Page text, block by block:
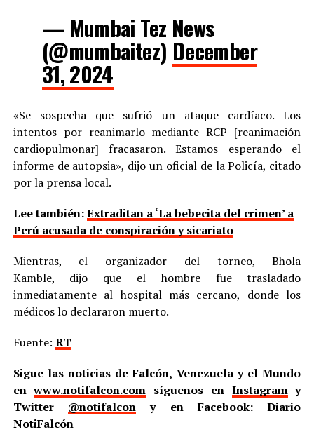
— Mumbai Tez News
(@mumbaitez) December
31, 2024
«Se sospecha que sufrió un ataque cardíaco. Los
intentos por reanimarlo mediante RCP [reanimación
cardiopulmonar] fracasaron. Estamos esperando el
informe de autopsia», dijo un oficial de la Policía, citado
por la prensa local.
Lee también:Extraditan a ‘La bebecita del crimen’ a
Perú acusada de conspiración y sicariato
Mientras, el organizador del torneo, Bhola
Kamble, dijo que el hombre fue trasladado
inmediatamente al hospital más cercano, donde los
médicos lo declararon muerto.
Fuente: RT
Sigue las noticias de Falcón, Venezuela y el Mundo
enwww.notifalcon.com síguenos en Instagramy
Twitter @notifalcon y en Facebook: Diario
NotiFalcón